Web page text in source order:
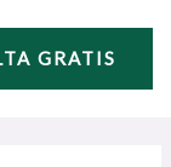
GRATIS